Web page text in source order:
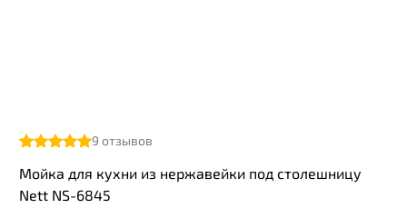
9 отзывов
Мойка для кухни из нержавейки под столешницу
Nett NS-6845